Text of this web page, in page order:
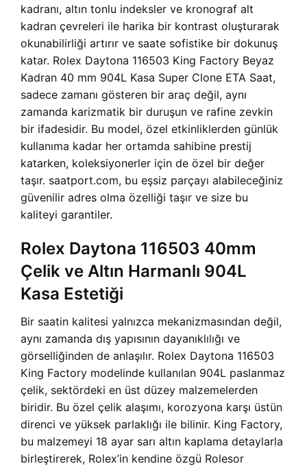
kadranı, altın tonlu indeksler ve kronograf alt
kadran çevreleri ile harika bir kontrast oluşturarak
okunabilirliği artırır ve saate sofistike bir dokunuş
katar. Rolex Daytona 116503 King Factory Beyaz
Kadran 40 mm 904L Kasa Super Clone ETA Saat,
sadece zamanı gösteren bir araç değil, aynı
zamanda karizmatik bir duruşun ve rafine zevkin
bir ifadesidir. Bu model, özel etkinliklerden günlük
kullanıma kadar her ortamda sahibine prestij
katarken, koleksiyonerler için de özel bir değer
taşır. saatport.com, bu eşsiz parçayı alabileceğiniz
güvenilir adres olma özelliği taşır ve size bu
kaliteyi garantiler.
Rolex Daytona 116503 40mm
Çelik ve Altın Harmanlı 904L
Kasa Estetiği
Bir saatin kalitesi yalnızca mekanizmasından değil,
aynı zamanda dış yapısının dayanıklılığı ve
görselliğinden de anlaşılır. Rolex Daytona 116503
King Factory modelinde kullanılan 904L paslanmaz
çelik, sektördeki en üst düzey malzemelerden
biridir. Bu özel çelik alaşımı, korozyona karşı üstün
direnci ve yüksek parlaklığı ile bilinir. King Factory,
bu malzemeyi 18 ayar sarı altın kaplama detaylarla
birleştirerek, Rolex’in kendine özgü Rolesor